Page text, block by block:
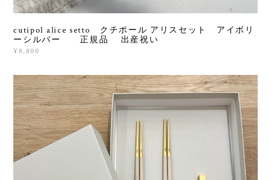
cutipol alice setto クチポール アリスセット アイボリ
ーシルバー 正規品 出産祝い
¥8,800